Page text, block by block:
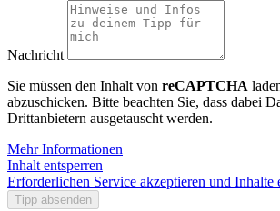
Nachricht
Sie müssen den Inhalt von reCAPTCHA
abzuschicken. Bitte beachten Sie, dass dabei
Drittanbietern ausgetauscht werden.
Mehr Informationen
Inhalt entsperren
Erforderlichen Service akzeptieren und Inhalte
Tipp absenden